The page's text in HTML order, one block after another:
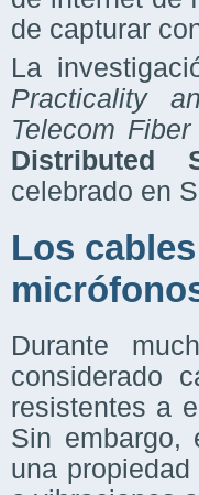
de capturar
La
Practicality
Telecom
Distributed
celebrado en
Los
Durante
considerado
resistentes a
Sin embargo,
una